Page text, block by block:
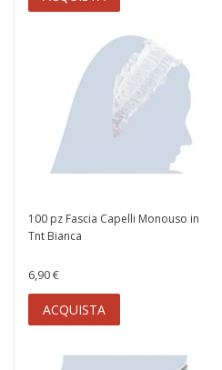
100 pz Fascia Capelli Monouso in
Tnt Bianca
6,90 €
ACQUISTA